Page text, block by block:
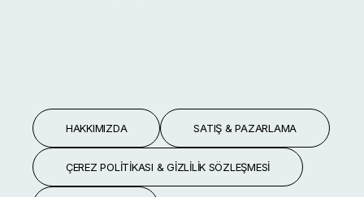
HAKKIMIZDA SATIŞ & PAZARLAMA
ÇEREZ POLITIKASI & GIZLILIK SÖZLEŞMESI